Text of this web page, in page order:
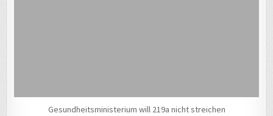
Gesundheitsministerium will 219a nicht streichen